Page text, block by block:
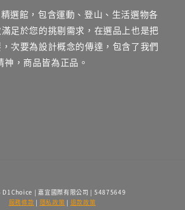
選館，包含運動、登山、生活選物各
足於您的挑剔需求，在選品上也是把
次要為設計概念的傳達，包含了我們
，商品皆為正品。
| 嘉宜國際有限公司 | 54875649
服務條款 | 隱私政策 | 退款政策